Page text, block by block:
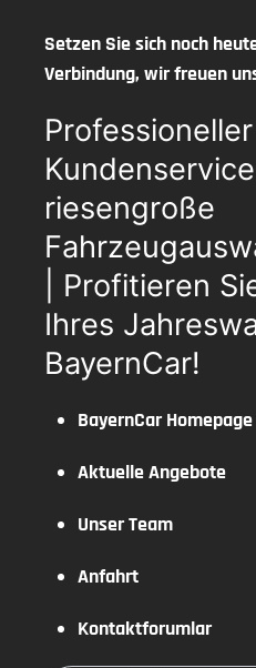
Setzen Sie sich noch
Verbindung, wir freuen
Professioneller
riesengroße
| Profitieren
Ihres
BayernCar!
BayernCar Homepage
Aktuelle Angebote
Unser Team
Anfahrt
Kontaktforumlar